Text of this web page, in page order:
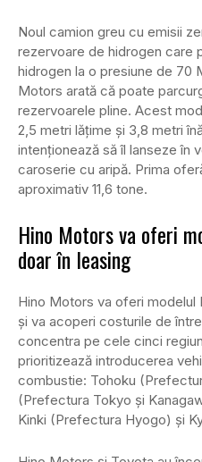
Noul camion greu cu emisii
rezervoare de hidrogen care
hidrogen la o presiune de 70
Motors arată că poate
rezervoarele pline. Acest
2,5 metri lățime și 3,8 metri
intenționează să îl lanseze în
caroserie cu aripă. Prima
aproximativ 11,6 tone.
Hino Motors va oferi
doar în leasing
Hino Motors va oferi modelul
și va acoperi costurile de
concentra pe cele cinci
prioritizează introducerea
combustie: Tohoku
(Prefectura Tokyo și
Kinki (Prefectura Hyogo) și